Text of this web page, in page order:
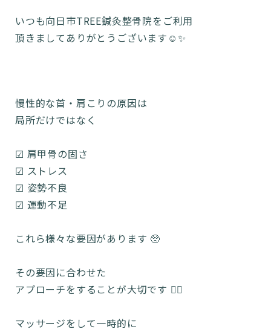
いつも向日市TREE鍼灸整骨院をご利用
頂きましてありがとうございます☺️✨
慢性的な首・肩こりの原因は
局所だけではなく
☑︎ 肩甲骨の固さ
☑︎ ストレス
☑︎ 姿勢不良
☑︎ 運動不足
これら様々な要因があります 🥺
その要因に合わせた
アプローチをすることが大切です 🙂‍↕️
マッサージをして一時的に